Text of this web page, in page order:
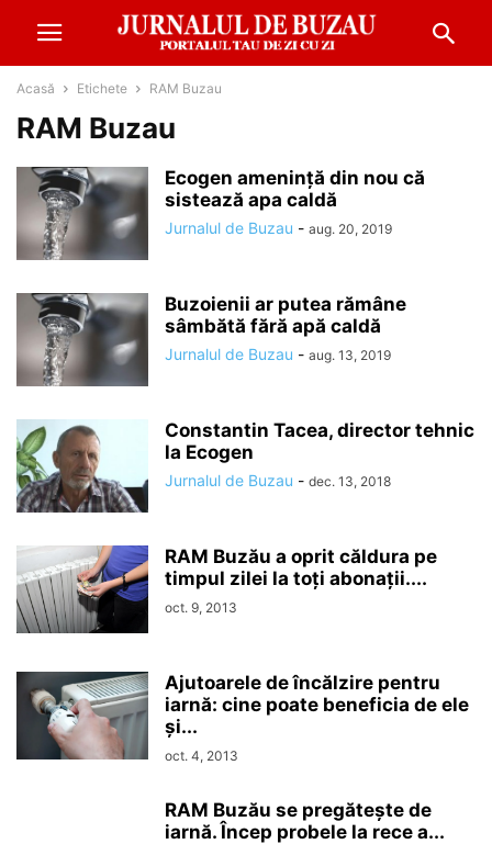
Acasă Etichete RAM Buzau
RAM Buzau
Ecogen amenință din nou că
sistează apa caldă
Jurnalul de Buzau - aug. 20, 2019
Buzoienii ar putea rămâne
sâmbătă fără apă caldă
Jurnalul de Buzau - aug. 13, 2019
Constantin Tacea, director tehnic
la Ecogen
Jurnalul de Buzau - dec. 13, 2018
RAM Buzău a oprit căldura pe
timpul zilei la toţi abonaţii....
oct. 9, 2013
Ajutoarele de încălzire pentru
iarnă: cine poate beneficia de ele
şi...
oct. 4, 2013
RAM Buzău se pregătește de
iarnă. Încep probele la rece a...